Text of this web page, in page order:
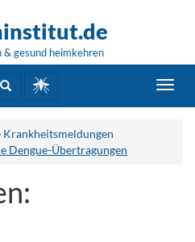
institut.de
& gesund heimkehren
Dengue-Übertragungen